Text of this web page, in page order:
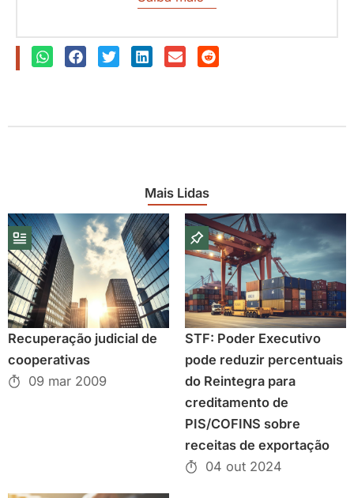
Mais Lidas
Recuperação judicial de
cooperativas
09 mar 2009
STF: Poder Executivo
pode reduzir percentuais
do Reintegra para
creditamento de
PIS/COFINS sobre
receitas de exportação
04 out 2024